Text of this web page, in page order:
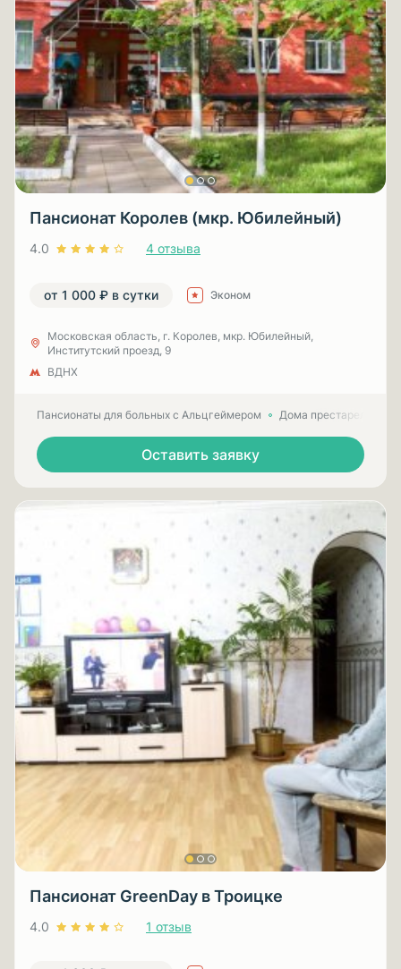
Пансионат Королев (мкр. Юбилейный)
4.0 4 отзыва
от 1 000 ₽ в сутки Эконом
Московская область, г. Королев, мкр. Юбилейный,
Институтский проезд, 9
ВДНХ
Пансионаты для больных с Альцгеймером Дома престарелых
Оставить заявку
Пансионат GreenDay в Троицке
4.0 1 отзыв